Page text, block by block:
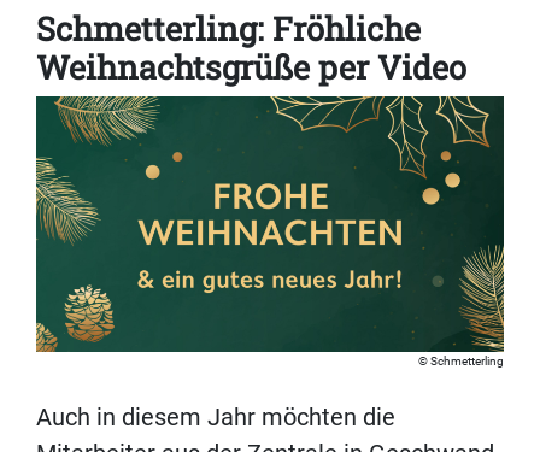
Schmetterling: Fröhliche
Weihnachtsgrüße per Video
Schmetterling
Auch in diesem Jahr möchten die